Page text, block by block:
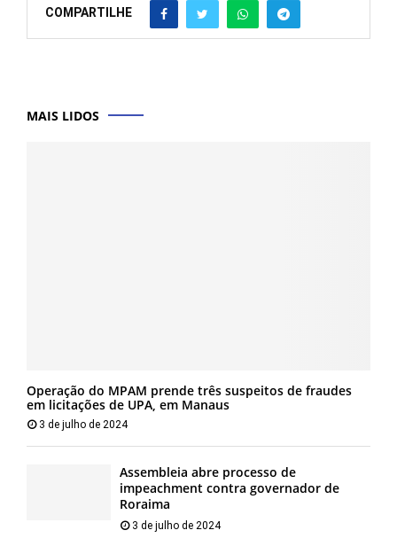
COMPARTILHE
MAIS LIDOS
Operação do MPAM prende três suspeitos de fraudes
em licitações de UPA, em Manaus
3 de julho de 2024
Assembleia abre processo de
impeachment contra governador de
Roraima
3 de julho de 2024